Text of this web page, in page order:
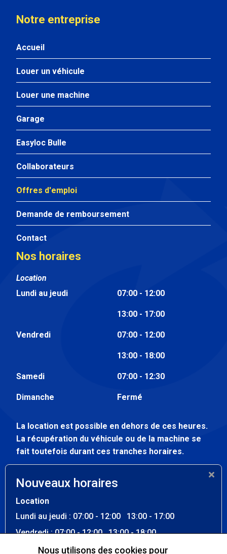
Notre entreprise
Accueil
Louer un véhicule
Louer une machine
Garage
Easyloc Bulle
Collaborateurs
Offres d'emploi
Demande de remboursement
Contact
Nos horaires
Location
Lundi au jeudi
07:00 - 12:00
13:00 - 17:00
Vendredi 07:00 - 12:00
13:00 - 18:00
Samedi 07:00 - 12:30
Dimanche Fermé
La location est possible en dehors de ces heures.
La récupération du véhicule ou de la machine se
fait toutefois durant ces tranches horaires.
Lundi au vendredi
Samedi - dimanche Fermé
Nouveaux horaires
Location
Lundi au jeudi : 07:00 - 12:00 13:00 - 17:00
Vendredi : 07:00 - 12:00 13:00 - 18:00
Samedi : 07:00 - 12:30
Nous utilisons des cookies pour